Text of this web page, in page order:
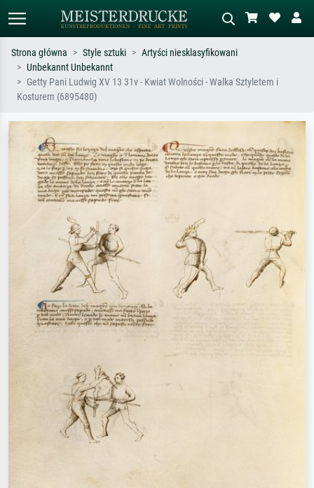
Wyszukiwanie standardowe Wyszukiwanie obrazów AI
Szukaj wg artysty, tytułu lub stylu – np.
Strona główna Style sztuki
Artyści niesklasyfikowani
Unbekannt Unbekannt
Getty Pani Ludwig XV 13 31v - Kwiat Wolności - Walka Sztyletem i
Kosturem (6895480)